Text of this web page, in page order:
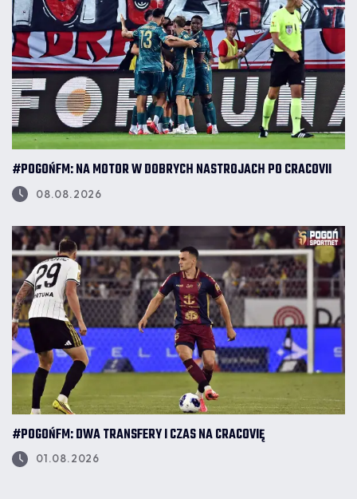
#POGOŃFM: NA MOTOR W DOBRYCH NASTROJACH PO CRACOVII
08.08.2026
#POGOŃFM: DWA TRANSFERY I CZAS NA CRACOVIĘ
01.08.2026